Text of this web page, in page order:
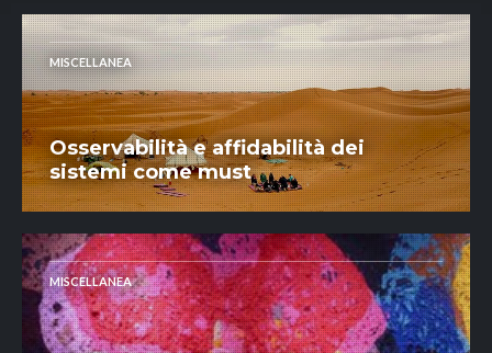
MISCELLANEA
Osservabilità e affidabilità dei
sistemi come must
MISCELLANEA